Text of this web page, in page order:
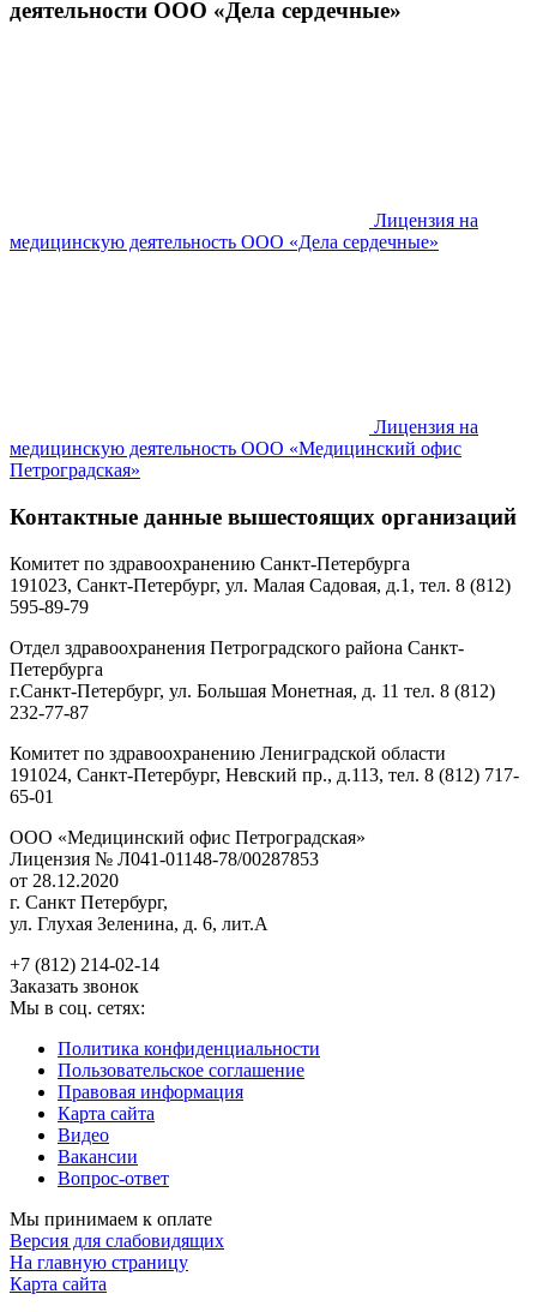
деятельности ООО «Дела сердечные»
Лицензия на
медицинскую деятельность ООО «Дела сердечные»
Лицензия на
медицинскую деятельность ООО «Медицинский офис
Петроградская»
Контактные данные вышестоящих организаций
Комитет по здравоохранению Санкт-Петербурга
191023, Санкт-Петербург, ул. Малая Садовая, д.1, тел. 8 (812)
595-89-79
Отдел здравоохранения Петроградского района Санкт-
Петербурга
г.Санкт-Петербург, ул. Большая Монетная, д. 11 тел. 8 (812)
232-77-87
Комитет по здравоохранению Лениградской области
191024, Санкт-Петербург, Невский пр., д.113, тел. 8 (812) 717-
65-01
ООО «Медицинский офис Петроградская»
Лицензия № Л041-01148-78/00287853
от 28.12.2020
г. Санкт Петербург,
ул. Глухая Зеленина, д. 6, лит.А
+7 (812) 214-02-14
Заказать звонок
Мы в соц. сетях:
Политика конфиденциальности
Пользовательское соглашение
Правовая информация
Карта сайта
Видео
Вакансии
Вопрос-ответ
Мы принимаем к оплате
Версия для слабовидящих
На главную страницу
Карта сайта